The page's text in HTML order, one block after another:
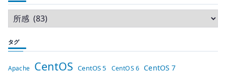
タグ
Apache CentOS CentOS 5 CentOS 6 CentOS 7